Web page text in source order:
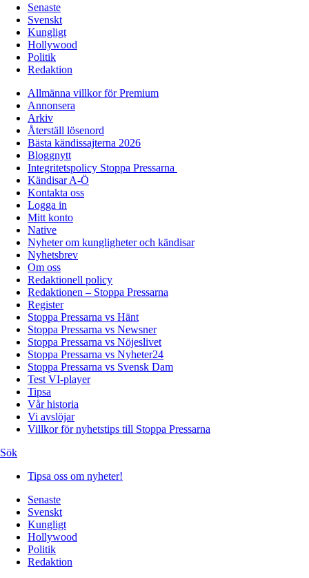
Senaste
Svenskt
Kungligt
Hollywood
Politik
Redaktion
Allmänna villkor för Premium
Annonsera
Arkiv
Återställ lösenord
Bästa kändissajterna 2026
Bloggnytt
Integritetspolicy Stoppa Pressarna
Kändisar A-Ö
Kontakta oss
Logga in
Mitt konto
Native
Nyheter om kungligheter och kändisar
Nyhetsbrev
Om oss
Redaktionell policy
Redaktionen – Stoppa Pressarna
Register
Stoppa Pressarna vs Hänt
Stoppa Pressarna vs Newsner
Stoppa Pressarna vs Nöjeslivet
Stoppa Pressarna vs Nyheter24
Stoppa Pressarna vs Svensk Dam
Test VI-player
Tipsa
Vår historia
Vi avslöjar
Villkor för nyhetstips till Stoppa Pressarna
Sök
Tipsa oss om nyheter!
Senaste
Svenskt
Kungligt
Hollywood
Politik
Redaktion